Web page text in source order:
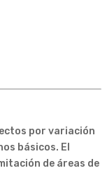
por variación
básicos. El
de áreas de